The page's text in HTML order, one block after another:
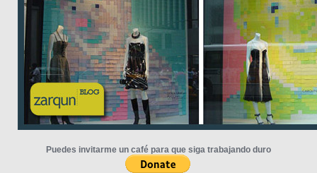
Puedes invitarme un café para que siga trabajando duro